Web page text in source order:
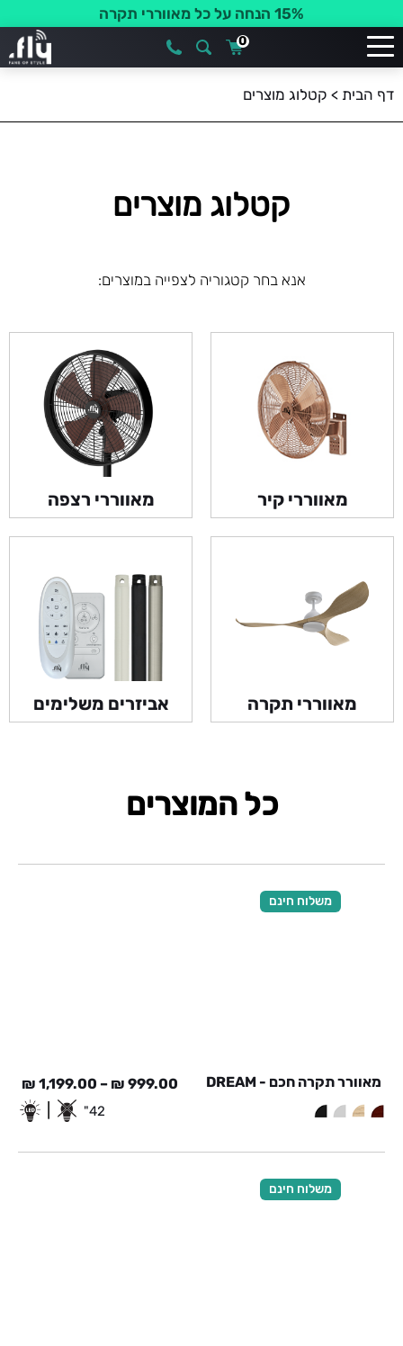
קוד קופון:SUMMER15
0
דף הבית > קטלוג מוצרים
קטלוג מוצרים
אנא בחר קטגוריה לצפייה במוצרים:
מאווררי קיר מאווררי רצפה
מאווררי תקרה אביזרים משלימים
כל המוצרים
משלוח חינם
מאוורר תקרה חכם - DREAM 999.00
₪
–
1,199.00
₪
42"
משלוח חינם